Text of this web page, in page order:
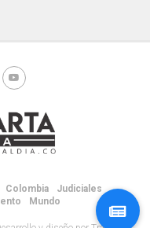
Colombia
Judiciales
Mundo